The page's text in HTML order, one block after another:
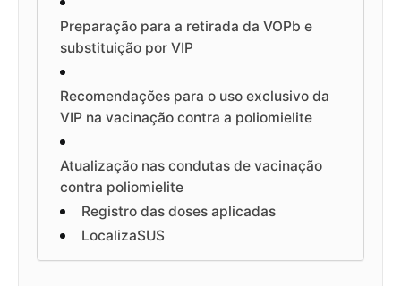
Preparação para a retirada da VOPb e
substituição por VIP
Recomendações para o uso exclusivo da
VIP na vacinação contra a poliomielite
Atualização nas condutas de vacinação
contra poliomielite
Registro das doses aplicadas
LocalizaSUS